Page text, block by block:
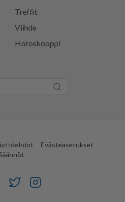
Treffit
Viihde
Horoskooppi
Evästeasetukset